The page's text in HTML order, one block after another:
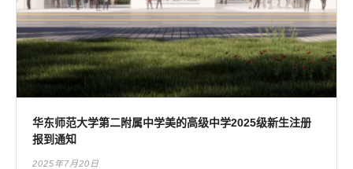
华东师范大学第二附属中学美的高级中学2025级新生注册
报到通知
2025年7月20日